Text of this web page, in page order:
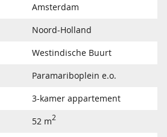
Amsterdam
Noord-Holland
Westindische Buurt
Paramariboplein e.o.
3-kamer appartement
52 m2